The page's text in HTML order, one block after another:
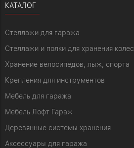
КАТАЛОГ
Стеллажи для гаража
Стеллажи и полки для хранения колес
Хранение велосипедов, лыж, спорта
Крепления для инструментов
Мебель для гаража
Мебель Лофт Гараж
Деревянные системы хранения
Аксессуары для гаража